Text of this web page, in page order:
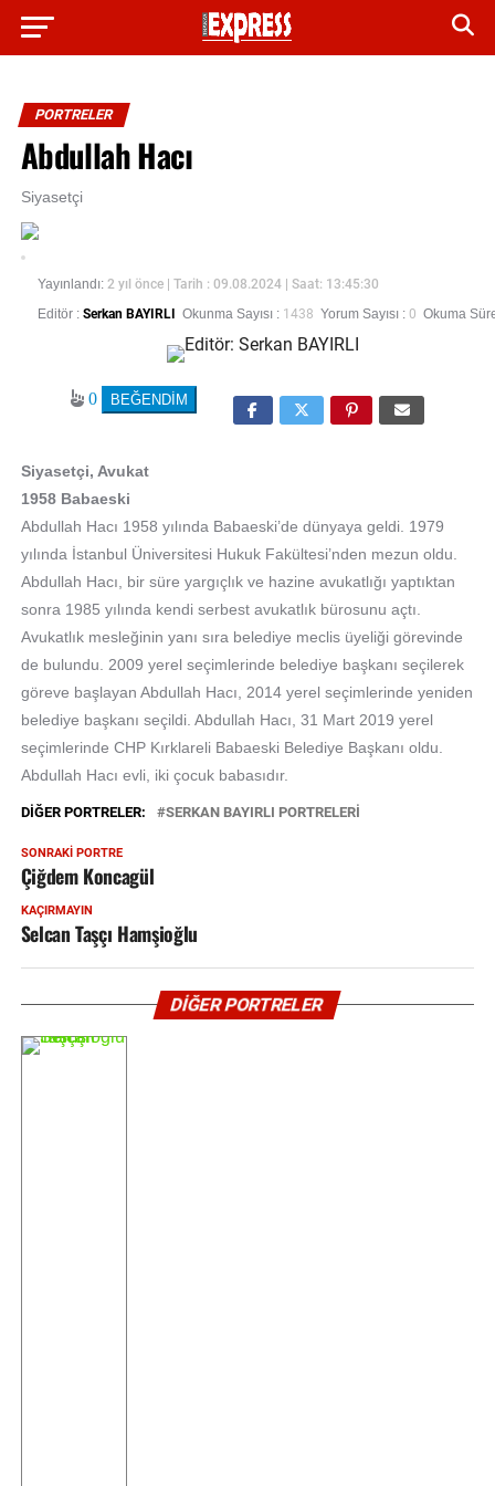
PORTRELER
Abdullah Hacı
Siyasetçi
Yayınlandı: 2 yıl önce
| Tarih : 09.08.2024 | Saat: 13:45:30
Editör : Serkan BAYIRLI Okunma Sayısı : 1438 Yorum Sayısı : 0 Okuma
0
Siyasetçi, Avukat
1958 Babaeski
Abdullah Hacı 1958 yılında Babaeski’de dünyaya geldi. 1979
yılında İstanbul Üniversitesi Hukuk Fakültesi’nden mezun oldu.
Abdullah Hacı, bir süre yargıçlık ve hazine avukatlığı yaptıktan
sonra 1985 yılında kendi serbest avukatlık bürosunu açtı.
Avukatlık mesleğinin yanı sıra belediye meclis üyeliği görevinde
de bulundu. 2009 yerel seçimlerinde belediye başkanı seçilerek
göreve başlayan Abdullah Hacı, 2014 yerel seçimlerinde yeniden
belediye başkanı seçildi. Abdullah Hacı, 31 Mart 2019 yerel
seçimlerinde CHP Kırklareli Babaeski Belediye Başkanı oldu.
Abdullah Hacı evli, iki çocuk babasıdır.
DIĞER PORTRELER: SERKAN BAYIRLI PORTRELERİ
SONRAKI PORTRE
Çiğdem Koncagül
KAÇIRMAYIN
Selcan Taşçı Hamşioğlu
DİĞER PORTRELER
TAŞÇI